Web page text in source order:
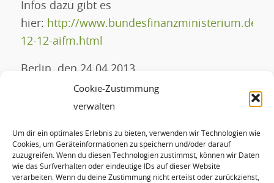
Cookie-Zustimmung
verwalten
Um dir ein optimales Erlebnis zu bieten, verwenden wir Technologien wie
Cookies, um Geräteinformationen zu speichern und/oder darauf
zuzugreifen. Wenn du diesen Technologien zustimmst, können wir Daten
wie das Surfverhalten oder eindeutige IDs auf dieser Website
verarbeiten. Wenn du deine Zustimmung nicht erteilst oder zurückziehst,
Infos dazu gibt es
hier: http://www.bundesfinanzministerium.de/
12-12-aifm.html
Berlin, den 24.04.2013
Eintrag teilen